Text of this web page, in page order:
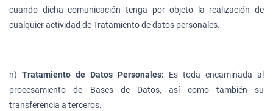
cuando dicha comunicación tenga por objeto la realización de
cualquier actividad de Tratamiento de datos personales.
n) Tratamiento de Datos Personales: Es toda encaminada al
procesamiento de Bases de Datos, así como también su
transferencia a terceros.